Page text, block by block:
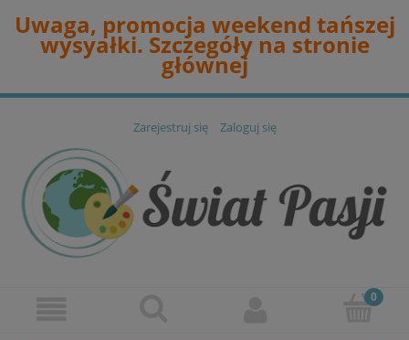
Uwaga, promocja weekend tańszej
wysyałki. Szczegóły na stronie
głównej
Zarejestruj się Zaloguj się